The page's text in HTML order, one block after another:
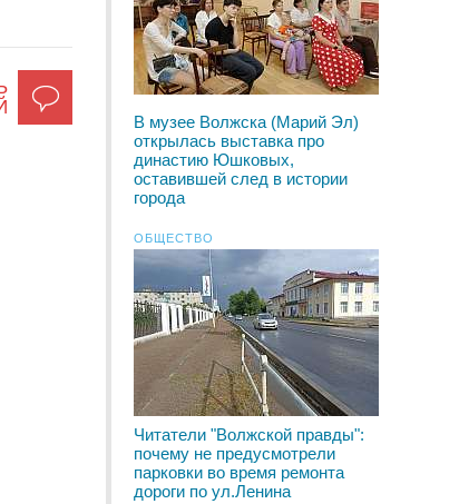
В музее Волжска (Марий Эл)
открылась выставка про
династию Юшковых,
оставившей след в истории
города
ОБЩЕСТВО
Читатели "Волжской правды":
почему не предусмотрели
парковки во время ремонта
дороги по ул.Ленина